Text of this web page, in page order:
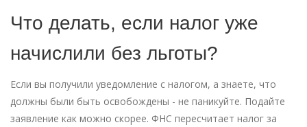
Что делать, если налог уже
начислили без льготы?
Если вы получили уведомление с налогом, а знаете, что
должны были быть освобождены - не паникуйте. Подайте
заявление как можно скорее. ФНС пересчитает налог за